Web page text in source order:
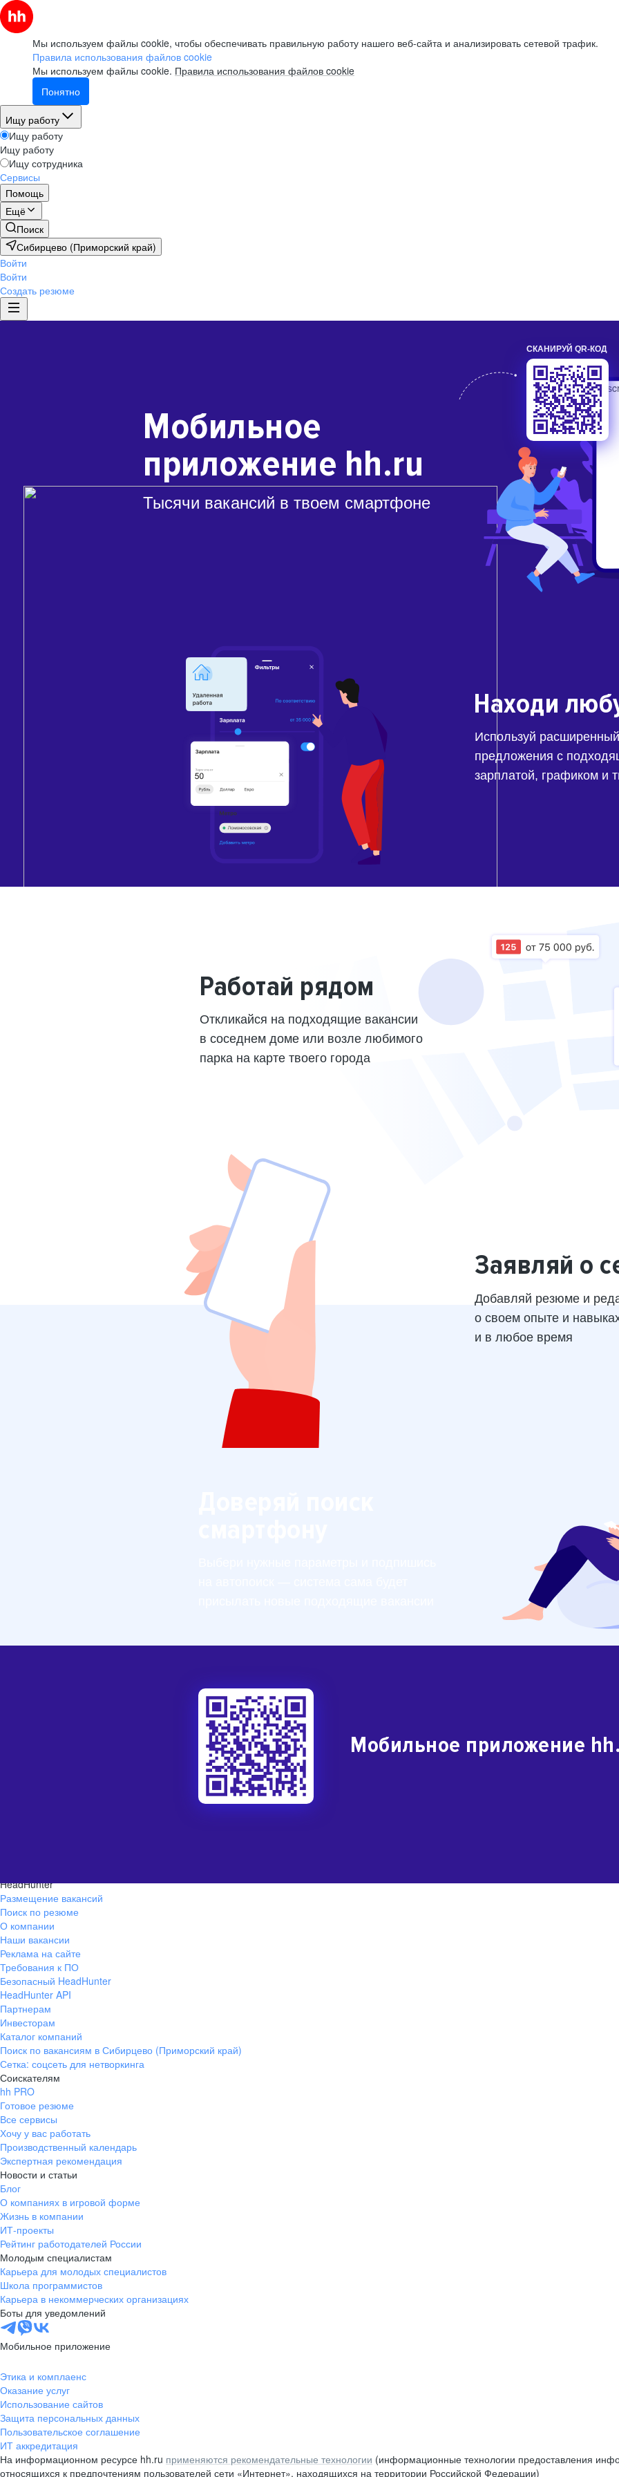
Мы используем файлы cookie, чтобы обеспечивать правильную работу нашего веб-сайта и анализировать сетевой трафик.
Правила использования файлов cookie
Мы используем файлы cookie. Правила использования файлов cookie
Понятно
Ищу работу
Ищу работу
Ищу работу
Ищу сотрудника
Сервисы
Помощь
Ещё
Поиск
Сибирцево (Приморский край)
Войти
Войти
Создать резюме
Мобильное
приложение hh.ru
Тысячи вакансий в твоем смартфоне
СКАНИРУЙ QR-КОД
Находи
Используй
предложения с
зарплатой, графиком и
Работай рядом
Откликайся на подходящие вакансии
в соседнем доме или возле любимого
парка на карте твоего города
Заявляй о
Добавляй резюме и
о своем опыте и
и в любое время
Мобильное приложение
HeadHunter
Размещение вакансий
Поиск по резюме
О компании
Наши вакансии
Реклама на сайте
Требования к ПО
Безопасный HeadHunter
HeadHunter API
Партнерам
Инвесторам
Каталог компаний
Поиск по вакансиям в Сибирцево (Приморский край)
Сетка: соцсеть для нетворкинга
Соискателям
hh PRO
Готовое резюме
Все сервисы
Хочу у вас работать
Производственный календарь
Экспертная рекомендация
Новости и статьи
Блог
О компаниях в игровой форме
Жизнь в компании
ИТ-проекты
Рейтинг работодателей России
Молодым специалистам
Карьера для молодых специалистов
Школа программистов
Карьера в некоммерческих организациях
Боты для уведомлений
Мобильное приложение
Этика и комплаенс
Оказание услуг
Использование сайтов
Защита персональных данных
Пользовательское соглашение
ИТ аккредитация
На информационном ресурсе hh.ru применяются рекомендательные технологии (информационные технологии предоставления
относящихся к предпочтениям пользователей сети «Интернет», находящихся на территории Российской Федерации)